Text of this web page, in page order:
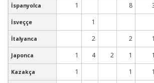
İspanyolca 1 8
İsveççe 1
İtalyanca 2 2 1
Japonca 1 4 2 1 1
Kazakça 1 1 1